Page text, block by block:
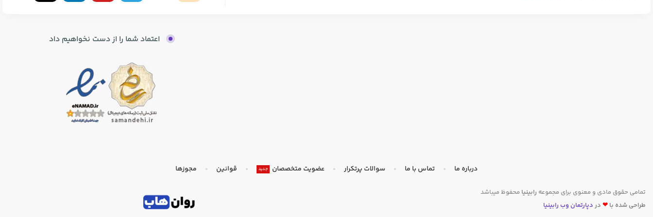
اعتماد شما را از دست نخواهیم داد
درباره ما تماس با ما سوالات پرتکرار عضویت متخصصان جدید قوانین مجوزها
تمامی حقوق مادی و معنوی برای مجموعه رابینیا محفوظ میباشد
طراحی شده با ❤ در دپارتمان وب رابینیا​​